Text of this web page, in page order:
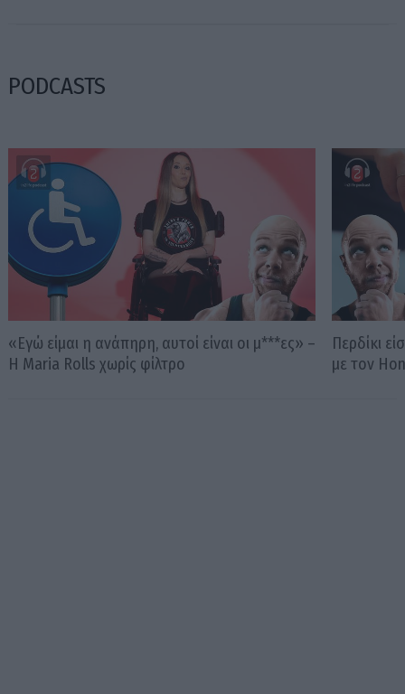
PODCASTS
«Εγώ είμαι η ανάπηρη, αυτοί είναι οι μ***ες» –
Η Maria Rolls χωρίς φίλτρο
Περδίκι
με τον